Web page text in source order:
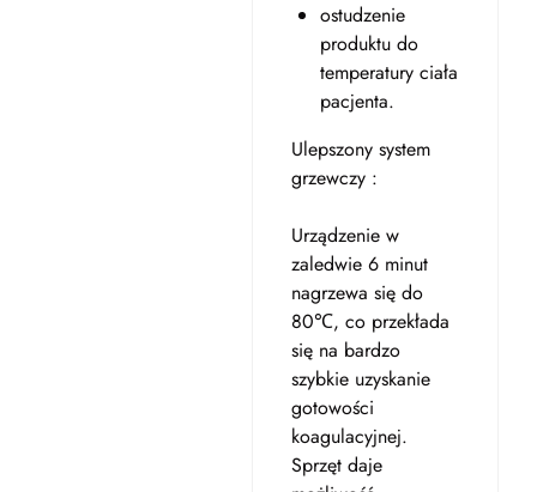
ostudzenie
produktu do
temperatury ciała
pacjenta.
Ulepszony system
grzewczy :
Urządzenie w
zaledwie 6 minut
nagrzewa się do
80℃, co przekłada
się na bardzo
szybkie uzyskanie
gotowości
koagulacyjnej.
Sprzęt daje